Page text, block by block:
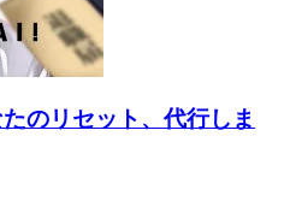
のリセット、代行しま